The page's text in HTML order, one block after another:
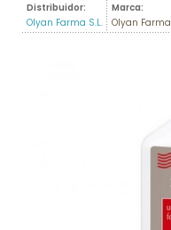
Distribuidor:
Olyan Farma S.L.
Marca:
Olyan Farma